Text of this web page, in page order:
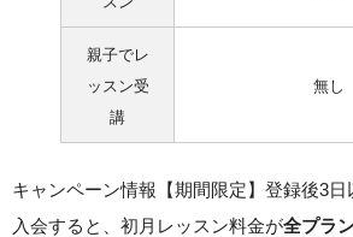
親子でレ
ッスン受
講
無し
キャンペーン情報【期間限定】登録後3
入会すると、初月レッスン料金が全プラ